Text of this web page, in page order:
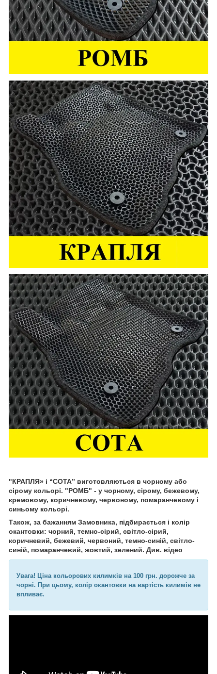
"КРАПЛЯ» і “СОТА” виготовляються в чорному або
сірому кольорі. "РОМБ" - у чорному, сірому, бежевому,
кремовому, коричневому, червоному, помаранчевому і
синьому кольорі.
Також, за бажанням Замовника, підбирається і колір
окантовки: чорний, темно-сірий, світло-сірий,
коричневий, бежевий, червоний, темно-синій, світло-
синій, помаранчевий, жовтий, зелений. Див. відео
Увага! Ціна кольорових килимків на 100 грн. дорожче за
чорні. При цьому, колір окантовки на вартість килимів не
впливає.